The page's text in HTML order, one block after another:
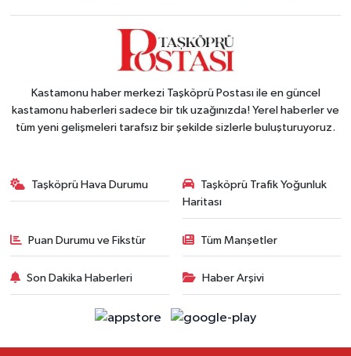
Kastamonu haber merkezi Taşköprü Postası ile en güncel
kastamonu haberleri sadece bir tık uzağınızda! Yerel haberler ve
tüm yeni gelişmeleri tarafsız bir şekilde sizlerle buluşturuyoruz.
Taşköprü Hava Durumu
Taşköprü Trafik Yoğunluk
Haritası
Puan Durumu ve Fikstür Tüm Manşetler
Son Dakika Haberleri Haber Arşivi